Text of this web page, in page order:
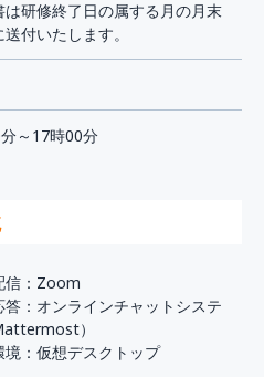
は研修終了日の属する月の月末
送付いたします。
～17時00分
信：Zoom
答：オンラインチャットシステ
）
境：仮想デスクトップ